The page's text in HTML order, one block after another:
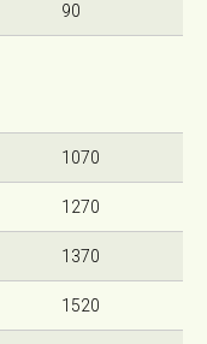
90
1070
1270
1370
1520